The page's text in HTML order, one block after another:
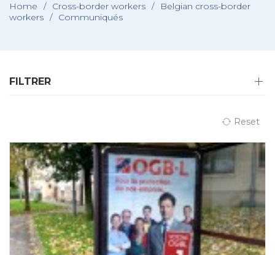
Home / Cross-border workers /
Belgian cross-border
workers / Communiqués
FILTRER
Reset